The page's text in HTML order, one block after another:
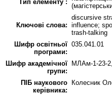
Тип елементу :
Ключові слова:
discursive
influence;
trash-talking
Шифр освітньої
програми:
035.041.01
Шифр академічної
групи:
МЛАм-1-23-
ПІБ наукового
керівника:
Колесник